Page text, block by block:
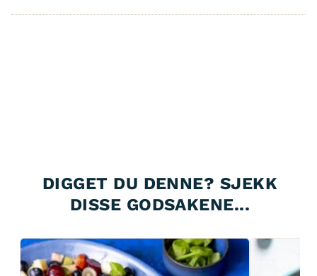
DIGGET DU DENNE? SJEKK
DISSE GODSAKENE...